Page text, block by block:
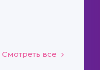
Смотреть все